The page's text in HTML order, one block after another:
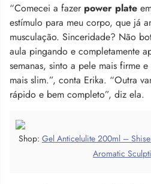
“Comecei a fazer power plate
estímulo para meu corpo, que já
musculação. Sinceridade? Não
aula pingando e completamente
semanas, sinto a pele mais firme
mais slim.”, conta Erika. “Outra
rápido e bem completo”, diz ela.
Shop: Gel Anticelulite 200ml –
Aromatic